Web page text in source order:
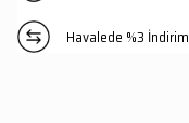
Havalede %3 İndirim